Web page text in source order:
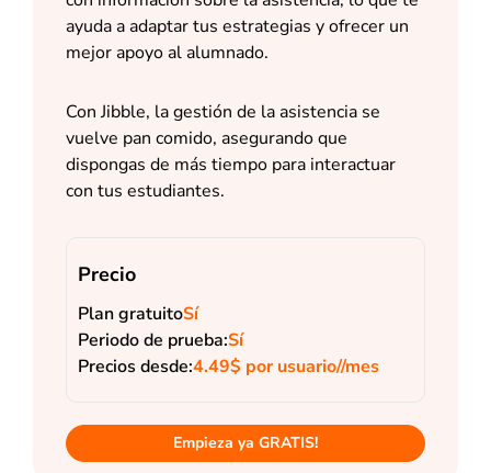
ayuda a adaptar tus estrategias y ofrecer un
mejor apoyo al alumnado.
Con Jibble, la gestión de la asistencia se
vuelve pan comido, asegurando que
dispongas de más tiempo para interactuar
con tus estudiantes.
Precio
Plan gratuitoSí
Periodo de prueba:Sí
Precios desde:4.49$ por usuario//mes
Empieza ya GRATIS!